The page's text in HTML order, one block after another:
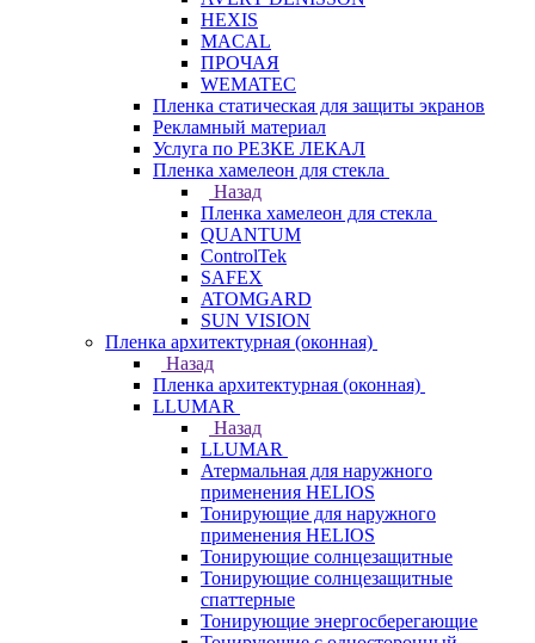
HEXIS
MACAL
ПРОЧАЯ
WEMATEC
Пленка статическая для защиты экранов
Рекламный материал
Услуга по РЕЗКЕ ЛЕКАЛ
Пленка хамелеон для стекла
Назад
Пленка хамелеон для стекла
QUANTUM
ControlTek
SAFEX
ATOMGARD
SUN VISION
Пленка архитектурная (оконная)
Назад
Пленка архитектурная (оконная)
LLUMAR
Назад
LLUMAR
Атермальная для наружного
применения HELIOS
Тонирующие для наружного
применения HELIOS
Тонирующие солнцезащитные
Тонирующие солнцезащитные
спаттерные
Тонирующие энергосберегающие